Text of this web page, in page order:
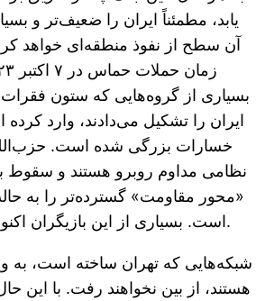
یابد، مطمئناً ایران را ضعیف‌تر و
آن سطح از نفوذ منطقه‌ای خواهد
بسیاری از گروه‌هایی که ستون
ایران را تشکیل می‌دادند، وارد
خسارات بزرگی شده است.
نظامی مداوم روبرو هستند و سقوط
«محور مقاومت» گسترده‌تر را به
است. بسیاری از این بازیگران اکنون بر بقا تمرکز دارند.
شبکه‌هایی که تهران ساخته است، به
هستند، از بین نخواهند رفت. با این